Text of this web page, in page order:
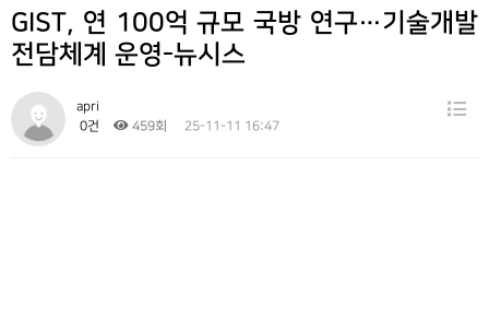
알림마당
Program & Information
GIST, 연 100억 규모 국방 연구…기술개발
전담체계 운영-뉴시스
apri
0건
459회 25-11-11 16:47